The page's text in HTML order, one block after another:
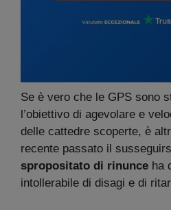
Se è vero che le GPS sono
l’obiettivo di agevolare e
delle cattedre scoperte, è
recente passato il
spropositato di rinunce ha
intollerabile di disagi e di